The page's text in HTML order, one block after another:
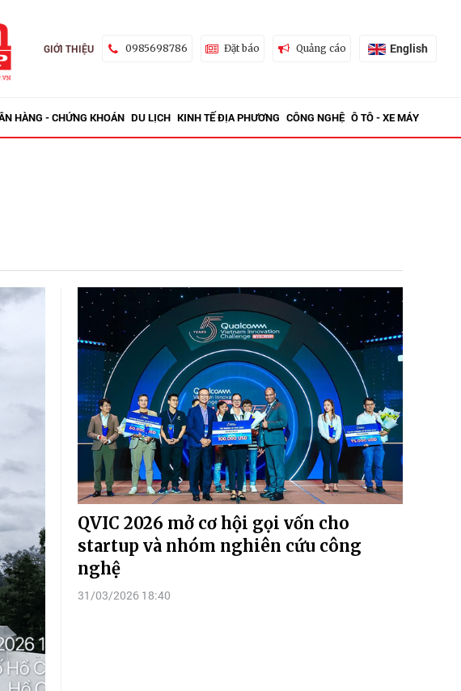
GIỚI THIỆU 0985698786 Đặt báo Quảng cáo English
HÀNG - CHỨNG KHOÁN DU LỊCH KINH TẾ ĐỊA PHƯƠNG CÔNG NGHỆ Ô TÔ - XE MÁY
QVIC 2026 mở cơ hội gọi vốn cho
startup và nhóm nghiên cứu công
nghệ
31/03/2026 18:40